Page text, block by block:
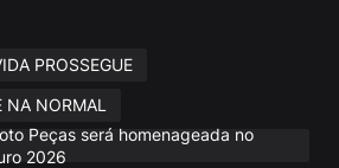
PROSSEGUE
NA NORMAL
Peças será homenageada no
2026